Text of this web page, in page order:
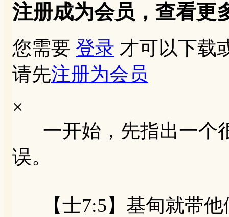
注册成为会员，查看更
您需要 登录 才可以下载
请先注册为会员
×
一开始，先指出一个
误。
【士7:5】基甸就带他